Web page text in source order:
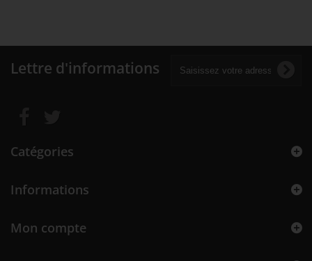
Lettre d'informations
Catégories
Informations
Mon compte